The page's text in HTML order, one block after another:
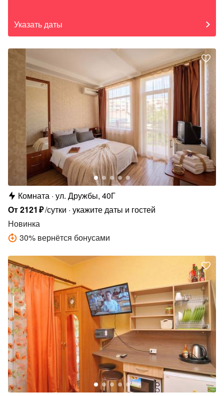
Указать даты
Комната ул. Дружбы, 40Г
От2121 ₽/сутки укажите даты и гостей
Новинка
30% вернётся бонусами